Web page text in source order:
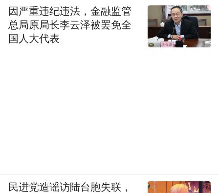
因严重违纪违法，金融监管
总局原局长李云泽被罢免全
国人大代表
民进党造谣访陆台胞失联，